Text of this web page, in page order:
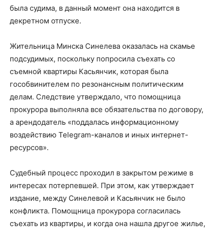
была судима, в данный момент она находится в
декретном отпуске.
Жительница Минска Синелева оказалась на скамье
подсудимых, поскольку попросила съехать со
съемной квартиры Касьянчик, которая была
гособвинителем по резонансным политическим
делам. Следствие утверждало, что помощница
прокурора выполняла все обязательства по договору,
а арендодатель «поддалась информационному
воздействию Telegram-каналов и иных интернет-
ресурсов».
Судебный процесс проходил в закрытом режиме в
интересах потерпевшей. При этом, как утверждает
издание, между Синелевой и Касьянчик не было
конфликта. Помощница прокурора согласилась
съехать из квартиры, и когда она нашла другое жилье,